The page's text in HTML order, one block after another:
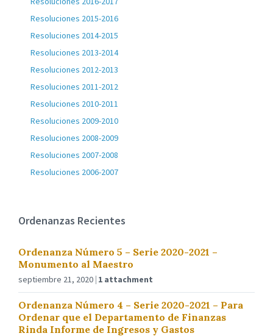
Resoluciones 2015-2016
Resoluciones 2014-2015
Resoluciones 2013-2014
Resoluciones 2012-2013
Resoluciones 2011-2012
Resoluciones 2010-2011
Resoluciones 2009-2010
Resoluciones 2008-2009
Resoluciones 2007-2008
Resoluciones 2006-2007
Ordenanzas Recientes
Ordenanza Número 5 – Serie 2020-2021 –
Monumento al Maestro
septiembre 21, 2020 1 attachment
Ordenanza Número 4 – Serie 2020-2021 – Para
Ordenar que el Departamento de Finanzas
Rinda Informe de Ingresos y Gastos